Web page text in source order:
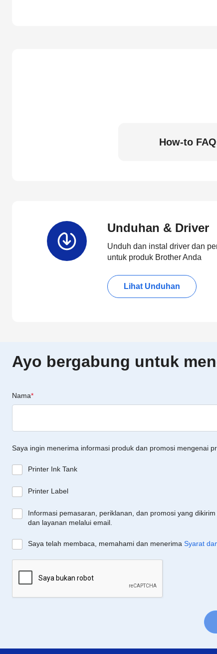
How-to
Unduhan & Driver
Unduh dan instal driver dan
untuk produk Brother Anda
Lihat Unduhan
Ayo bergabung untuk
Nama*
Saya ingin menerima informasi produk dan promosi mengenai
Printer Ink Tank
Printer Label
Informasi pemasaran, periklanan, dan promosi yang
dan layanan melalui email.
Saya telah membaca, memahami dan menerima Syarat